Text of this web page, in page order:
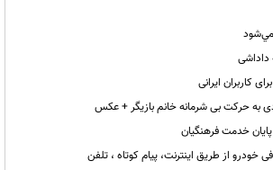
داداشی
به حرکت بی شرمانه خانم بازیگر + عکس
خودرو از طریق اینترنت، پیام کوتاه ، تلفن